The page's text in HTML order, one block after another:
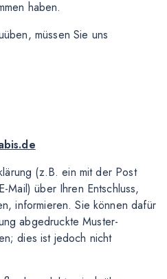
haben.
müssen Sie uns
(z.B. ein mit der Post
Mail) über Ihren Entschluss,
informieren. Sie können dafür
abgedruckte Muster-
dies ist jedoch nicht